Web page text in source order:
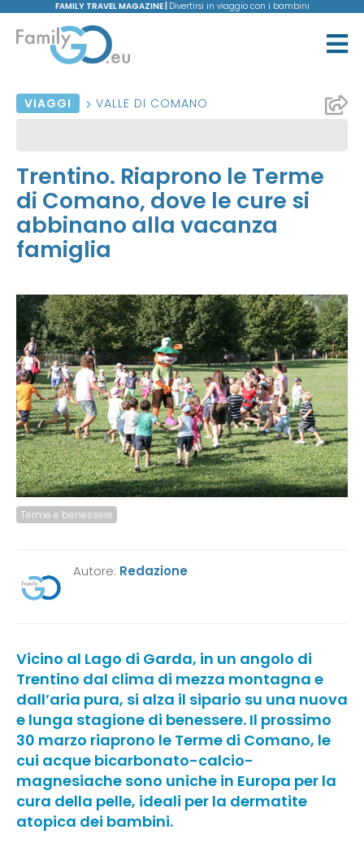
FAMILY TRAVEL MAGAZINE | Divertirsi in viaggio con i bambini
VIAGGI VALLE DI COMANO
Trentino. Riaprono le Terme
di Comano, dove le cure si
abbinano alla vacanza
famiglia
Terme e benessere
Autore: Redazione
Vicino al Lago di Garda, in un angolo di
Trentino dal clima di mezza montagna e
dall’aria pura, si alza il sipario su una nuova
e lunga stagione di benessere. Il prossimo
30 marzo riaprono le Terme di Comano, le
cui acque bicarbonato-calcio-
magnesiache sono uniche in Europa per la
cura della pelle, ideali per la dermatite
atopica dei bambini.